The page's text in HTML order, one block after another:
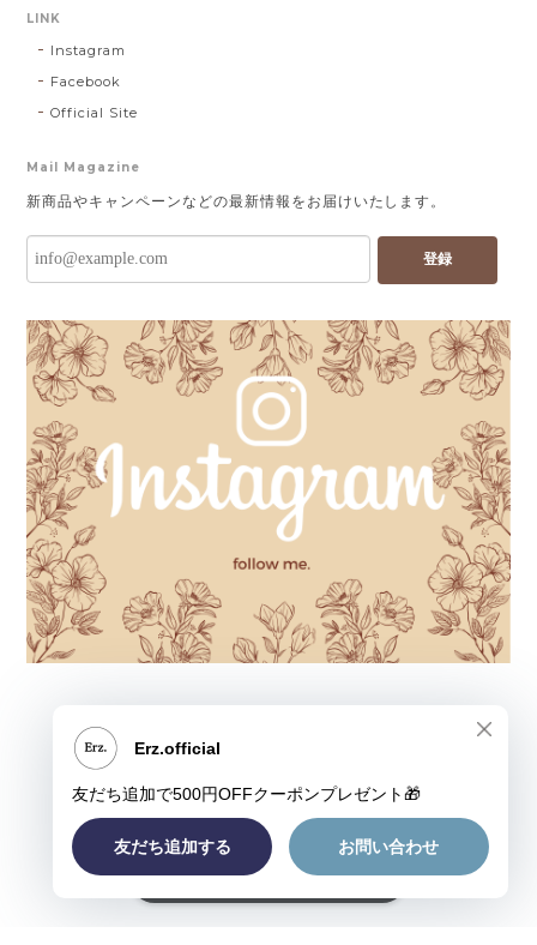
LINK
Instagram
Facebook
Official Site
Mail Magazine
新商品やキャンペーンなどの最新情報をお届けいたします。
登録
ショップに質問する